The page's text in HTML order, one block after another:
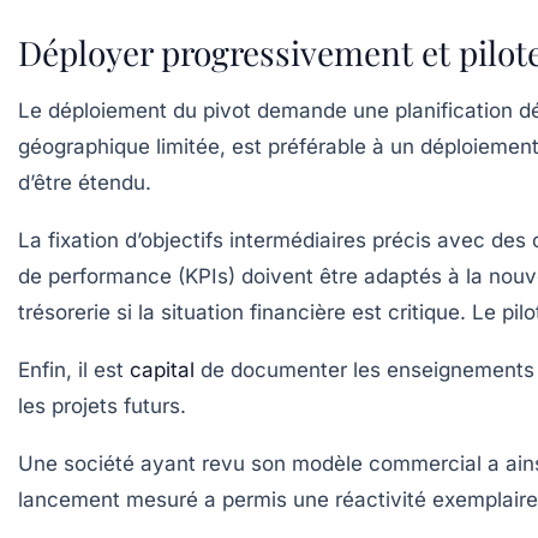
Déployer progressivement et
Le déploiement du pivot demande une planification
géographique limitée, est préférable à un
d’être étendu.
La fixation d’objectifs intermédiaires précis avec
de performance (KPIs) doivent être adaptés à la
trésorerie si la situation financière est critique. Le
Enfin, il est capital de documenter les
les projets futurs.
Une société ayant revu son modèle commercial a
lancement mesuré a permis une réactivité